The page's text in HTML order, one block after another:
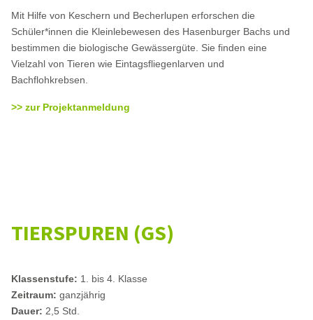
Mit Hilfe von Keschern und Becherlupen erforschen die
Schüler*innen die Kleinlebewesen des Hasenburger Bachs und
bestimmen die biologische Gewässergüte. Sie finden eine
Vielzahl von Tieren wie Eintagsfliegenlarven und
Bachflohkrebsen.
>> zur Projektanmeldung
TIERSPUREN (GS)
Klassenstufe: 1. bis 4. Klasse
Zeitraum:ganzjährig
Dauer: 2,5 Std.